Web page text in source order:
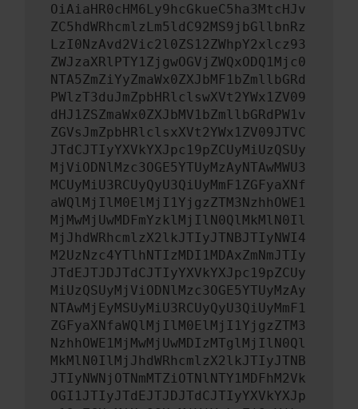
OiAiaHR0cHM6Ly9hcGkueC5ha3MtcHJv
ZC5hdWRhcmlzLm5ldC92MS9jbGllbnRz
LzI0NzAvd2Vic2l0ZS12ZWhpY2xlcz93
ZWJzaXRlPTY1ZjgwOGVjZWQxODQ1Mjc0
NTA5ZmZiYyZmaWx0ZXJbMF1bZmllbGRd
PWlzT3duJmZpbHRlclswXVt2YWx1ZV09
dHJ1ZSZmaWx0ZXJbMV1bZmllbGRdPW1v
ZGVsJmZpbHRlclsxXVt2YWx1ZV09JTVC
JTdCJTIyYXVkYXJpc19pZCUyMiUzQSUy
MjViODNlMzc3OGE5YTUyMzAyNTAwMWU3
MCUyMiU3RCUyQyU3QiUyMmF1ZGFyaXNf
aWQlMjIlM0ElMjI1YjgzZTM3NzhhOWE1
MjMwMjUwMDFmYzklMjIlN0QlMkMlN0Il
MjJhdWRhcmlzX2lkJTIyJTNBJTIyNWI4
M2UzNzc4YTlhNTIzMDI1MDAxZmNmJTIy
JTdEJTJDJTdCJTIyYXVkYXJpc19pZCUy
MiUzQSUyMjViODNlMzc3OGE5YTUyMzAy
NTAwMjEyMSUyMiU3RCUyQyU3QiUyMmF1
ZGFyaXNfaWQlMjIlM0ElMjI1YjgzZTM3
NzhhOWE1MjMwMjUwMDIzMTglMjIlN0Ql
MkMlN0IlMjJhdWRhcmlzX2lkJTIyJTNB
JTIyNWNjOTNmMTZiOTNlNTY1MDFhM2Vk
OGI1JTIyJTdEJTJDJTdCJTIyYXVkYXJp